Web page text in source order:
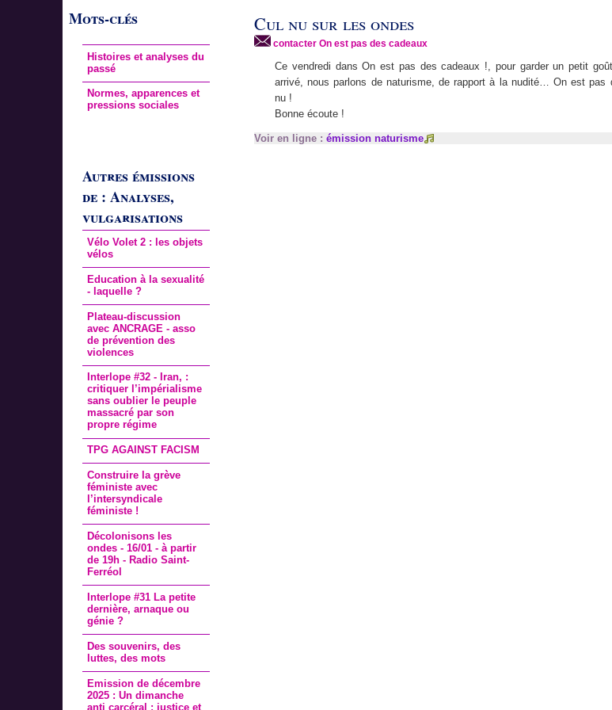
Mots-clés
Histoires et analyses du
passé
Normes, apparences et
pressions sociales
Autres émissions
de : Analyses,
vulgarisations
Vélo Volet 2 : les objets
vélos
Education à la sexualité
- laquelle ?
Plateau-discussion
avec ANCRAGE - asso
de prévention des
violences
Interlope #32 - Iran, :
critiquer l’impérialisme
sans oublier le peuple
massacré par son
propre régime
TPG AGAINST FACISM
Construire la grève
féministe avec
l’intersyndicale
féministe !
Décolonisons les
ondes - 16/01 - à partir
de 19h - Radio Saint-
Ferréol
Interlope #31 La petite
dernière, arnaque ou
génie ?
Des souvenirs, des
luttes, des mots
Emission de décembre
2025 : Un dimanche
anti carcéral : justice et
Cul nu sur les ondes
contacter On est pas des cadeaux
Ce vendredi dans On est pas des cadeaux !, pour garder un petit
arrivé, nous parlons de naturisme, de rapport à la nudité… On est pas
nu !
Bonne écoute !
Voir en ligne : émission naturisme